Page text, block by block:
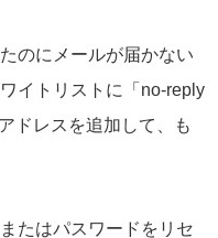
のにメールが届かない
イトリストに「no-reply
ドレスを追加して、も
たはパスワードをリセ